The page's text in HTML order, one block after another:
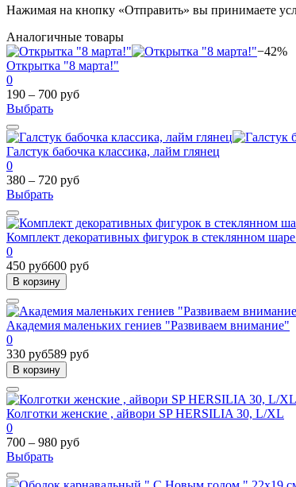
Нажимая на кнопку «Отправить» вы принимаете
Аналогичные товары
−42%
Открытка "8 марта!"
0
190 – 700 руб
Выбрать
Галстук бабочка классика, лайм глянец
0
380 – 720 руб
Выбрать
Комплект декоративных фигурок в стеклянном
0
450 руб600 руб
В корзину
Академия маленьких гениев "Развиваем внимание"
0
330 руб589 руб
В корзину
Колготки женские , айвори SP HERSILIA 30, L/XL
0
700 – 980 руб
Выбрать